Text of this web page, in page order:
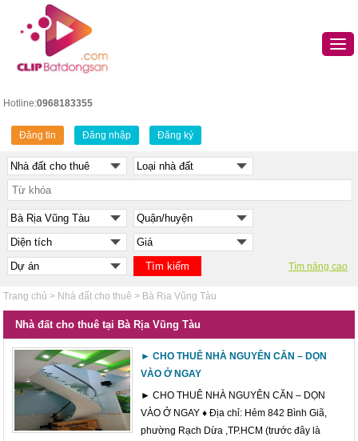
Hotline:0968183355
Đăng tin Đăng nhập Đăng ký
Tìm nâng cao
Trang chủ > Nhà đất cho thuê > Bà Rịa Vũng Tàu
Nhà đất cho thuê tại Bà Rịa Vũng Tàu
► CHO THUÊ NHÀ NGUYÊN CĂN – DỌN
VÀO Ở NGAY
► CHO THUÊ NHÀ NGUYÊN CĂN – DỌN
VÀO Ở NGAY ♦ Địa chỉ: Hẻm 842 Bình Giã,
phường Rạch Dừa ,TP.HCM (trước đây là